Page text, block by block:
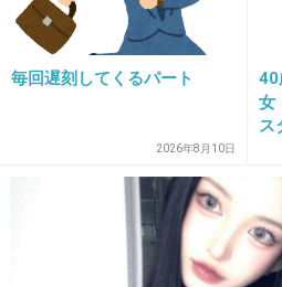
20. 匿名2026/07/07(火) 22:39:12
国はキャッシュレスをゴ
だと手数料分売り上げが
いいだろうね
毎回遅刻してくるパート
2026年8月10日
40
女
ス